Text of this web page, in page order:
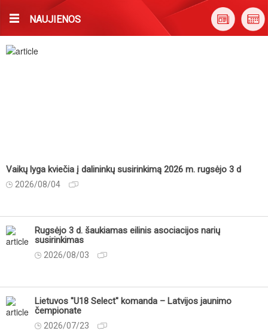
NAUJIENOS
Vaikų lyga kviečia į dalininkų susirinkimą 2026 m. rugsėjo 3 d
2026/08/04
Rugsėjo 3 d. šaukiamas eilinis asociacijos narių
susirinkimas
2026/08/03
Lietuvos "U18 Select" komanda – Latvijos jaunimo
čempionate
2026/07/23